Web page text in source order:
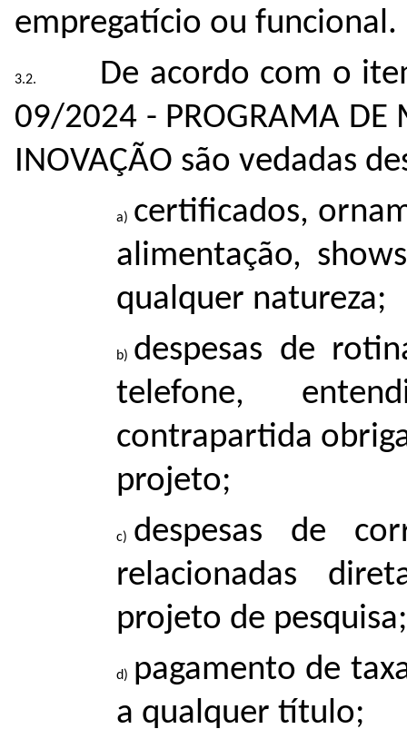
empregatício ou funcional.
De acordo com o
09/2024 - PROGRAMA DE
INOVAÇÃO são vedadas
certificados,
alimentação,
qualquer natureza;
despesas de
telefone,
contrapartida
projeto;
despesas de
relacionadas
projeto de pesquisa;
pagamento de
a qualquer título;